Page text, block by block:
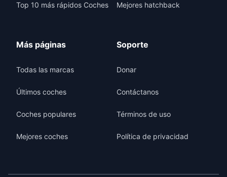
Top 10 más rápidos Coches Mejores hatchback
Más páginas
Todas las marcas
Últimos coches
Coches populares
Mejores coches
Soporte
Donar
Contáctanos
Términos de uso
Política de privacidad